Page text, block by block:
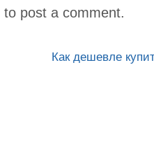
to post a comment.
Как дешевле